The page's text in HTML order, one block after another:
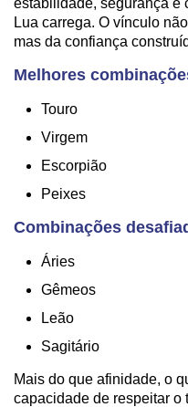
estabilidade, segurança e
Lua carrega. O vínculo
mas da confiança
Melhores
Touro
Virgem
Escorpião
Peixes
Combinações
Áries
Gêmeos
Leão
Sagitário
Mais do que afinidade, o
capacidade de respeitar o